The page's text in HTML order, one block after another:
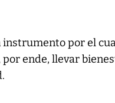
instrumento por el
por ende, llevar